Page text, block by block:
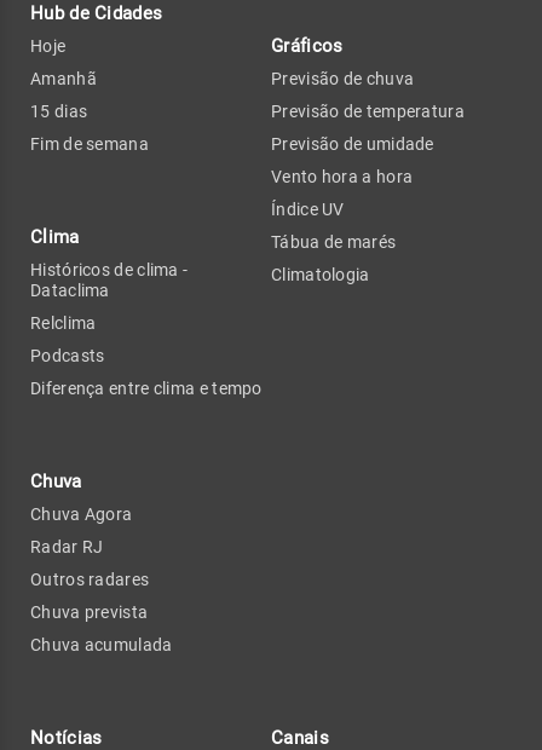
Hub de Cidades
Hoje
Amanhã
15 dias
Fim de semana
Clima
Históricos de clima -
Dataclima
Relclima
Podcasts
Diferença entre clima e tempo
Chuva
Chuva Agora
Radar RJ
Outros radares
Chuva prevista
Chuva acumulada
Gráficos
Previsão de chuva
Previsão de temperatura
Previsão de umidade
Vento hora a hora
Índice UV
Tábua de marés
Climatologia
Notícias Canais